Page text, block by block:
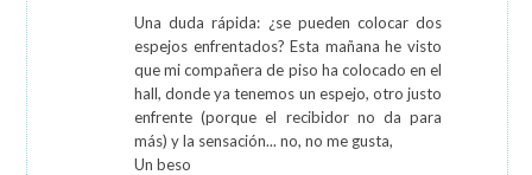
Una duda rápida: ¿se pueden colocar dos
espejos enfrentados? Esta mañana he visto
que mi compañera de piso ha colocado en el
hall, donde ya tenemos un espejo, otro justo
enfrente (porque el recibidor no da para
más) y la sensación... no, no me gusta,
Un beso